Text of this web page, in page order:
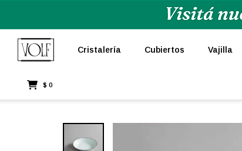
Cristalería Cubiertos Vajilla
$ 0